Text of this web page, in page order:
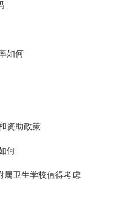
如何
资助政策
何
属卫生学校值得考虑